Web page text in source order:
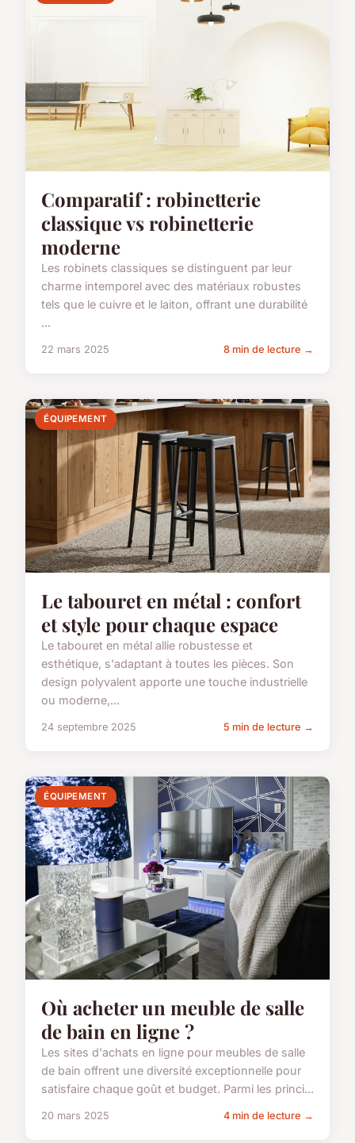
Comparatif : robinetterie
classique vs robinetterie
moderne
Les robinets classiques se distinguent par leur
charme intemporel avec des matériaux robustes
tels que le cuivre et le laiton, offrant une durabilité
...
22 mars 2025 8 min de lecture →
ÉQUIPEMENT
Le tabouret en métal : confort
et style pour chaque espace
Le tabouret en métal allie robustesse et
esthétique, s'adaptant à toutes les pièces. Son
design polyvalent apporte une touche industrielle
ou moderne,...
24 septembre 2025 5 min de lecture →
ÉQUIPEMENT
Où acheter un meuble de salle
de bain en ligne ?
Les sites d'achats en ligne pour meubles de salle
de bain offrent une diversité exceptionnelle pour
satisfaire chaque goût et budget. Parmi les princi...
20 mars 2025 4 min de lecture →